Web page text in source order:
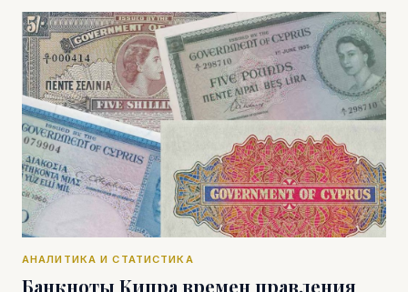
АНАЛИТИКА И СТАТИСТИКА
Банкноты Кипра времен правления